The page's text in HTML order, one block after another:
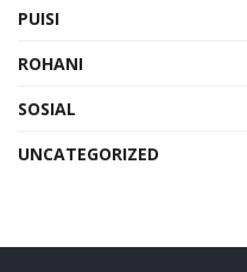
PUISI
ROHANI
SOSIAL
UNCATEGORIZED